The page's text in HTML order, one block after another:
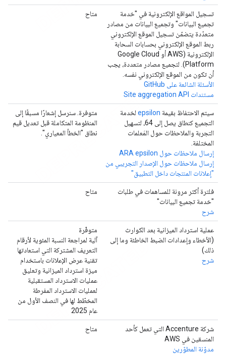
تسجيل المواقع الإلكترونية في "خدمة
تجميع البيانات" وتجميع البيانات من مصادر
متعدّدة يتضمّن تسجيل الموقع الإلكتروني
ربط الموقع الإلكتروني بحسابات السحابة
الإلكترونية (AWS أو Google Cloud
Platform). لتجميع مصادر متعددة، يجب
أن تكون من الموقع الإلكتروني نفسه.
الأسئلة الشائعة على GitHub
مستندات Site aggregation API
متاح
سيتم الاحتفاظ بقيمة epsilon لخدمة
التجميع كنطاق يصل إلى 64، لتسهيل
التجربة والملاحظات حول المَعلمات
المختلفة.
إرسال ملاحظات حول ARA epsilon
إرسال ملاحظات حول الإصدار التجريبي من
"إعلانات المنتجات داخل التطبيق"
متوفرة. سنرسل إشعارًا مسبقًا إلى
المنظومة المتكاملة قبل تعديل قيم
نطاق "الخطأ المعياري".
فلترة أكثر مرونة للمساهمات في طلبات
"خدمة تجميع البيانات"
شرح
متاح
عملية استرداد الميزانية بعد الكوارث
(الأخطاء وإعدادات الضبط الخاطئة وما إلى
ذلك)
شرح
متوفّرة
آلية لمراجعة النسبة المئوية لأرقام
التعريف المشتركة التي استعادتها
تقنية عرض الإعلانات باستخدام
ميزة استرداد الميزانية وتعليق
عمليات الاسترداد المستقبلية
لعمليات الاسترداد المفرطة
المخطّط لها في النصف الأول من
عام 2025
شركة Accenture التي تعمل كأحد
المنسقين في AWS
مدوّنة المطوّرين
متاح